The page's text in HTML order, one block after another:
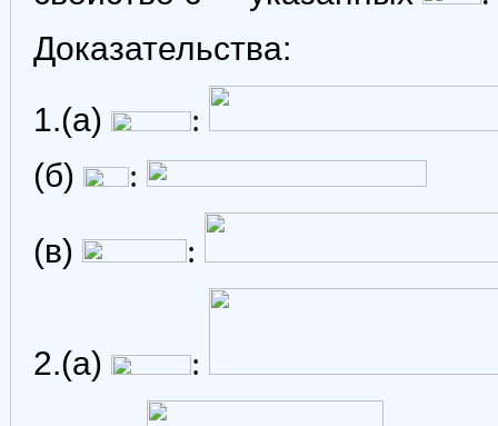
Доказательства:
1.(а)
:
(б)
:
(в) :
2.(а) :